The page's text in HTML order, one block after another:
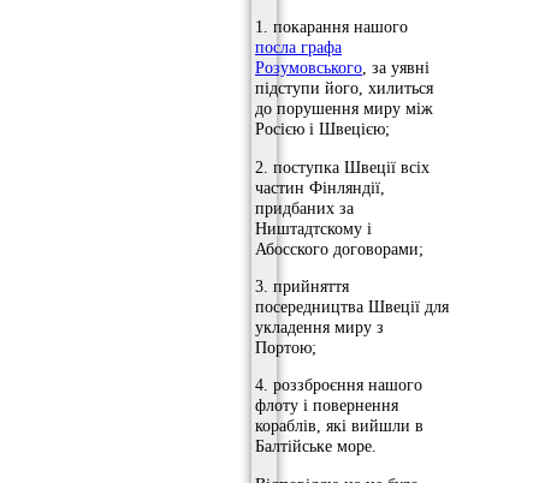
1. покарання нашого
посла графа
Розумовського , за уявні
підступи його, хилиться
до порушення миру між
Росією і Швецією;
2. поступка Швеції всіх
частин Фінляндії,
придбаних за
Ништадтскому і
Абосского договорами;
3. прийняття
посередництва Швеції для
укладення миру з
Портою;
4. роззброєння нашого
флоту і повернення
кораблів, які вийшли в
Балтійське море.